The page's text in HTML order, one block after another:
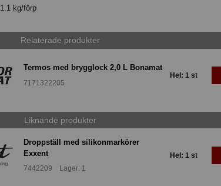
1.1 kg/förp
Relaterade produkter
Termos med brygglock 2,0 L Bonamat
7171322205
Hel: 1 st
Liknande produkter
Droppställ med silikonmarkörer
Exxent
7442209 Lager: 1
Hel: 1 st